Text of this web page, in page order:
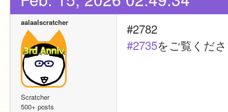
aalaalscratcher
Scratcher
500+ posts
#2782
#2735をご覧くだ